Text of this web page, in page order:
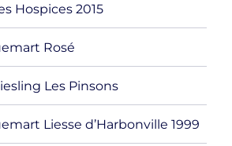
Hospices 2015
Rosé
Les Pinsons
Liesse d’Harbonville 1999